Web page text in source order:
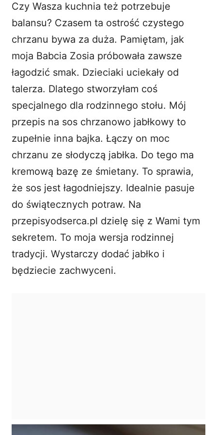
i
d
e
o
Czy Wasza kuchnia też potrzebuje
balansu? Czasem ta ostrość czystego
chrzanu bywa za duża. Pamiętam, jak
moja Babcia Zosia próbowała zawsze
łagodzić smak. Dzieciaki uciekały od
talerza. Dlatego stworzyłam coś
specjalnego dla rodzinnego stołu. Mój
przepis na sos chrzanowo jabłkowy to
zupełnie inna bajka. Łączy on moc
chrzanu ze słodyczą jabłka. Do tego ma
kremową bazę ze śmietany. To sprawia,
że sos jest łagodniejszy. Idealnie pasuje
do świątecznych potraw. Na
przepisyodserca.pl dzielę się z Wami tym
sekretem. To moja wersja rodzinnej
tradycji. Wystarczy dodać jabłko i
będziecie zachwyceni.